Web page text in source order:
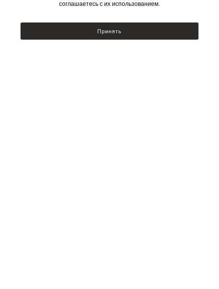
соглашаетесь с их использованием.
Принять
УСЛОВИЯ ДЛЯ ДИЗАЙНЕРОВ
ИНФОРМАЦИЯ КАТЕГОРИИ